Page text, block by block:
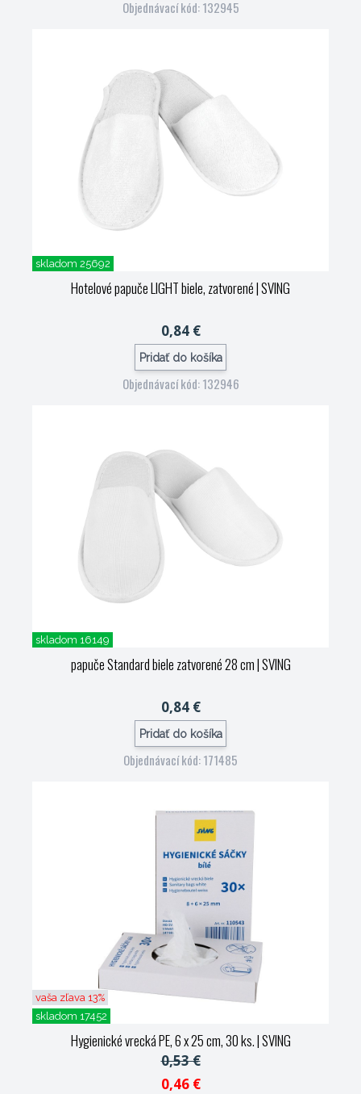
Objednávací kód: 132945
skladom 25692
Hotelové papuče LIGHT biele, zatvorené| SVING
0,84 €
Pridať do košíka
Objednávací kód: 132946
skladom 16149
papuče Standard biele zatvorené 28 cm| SVING
0,84 €
Pridať do košíka
Objednávací kód: 171485
vaša zľava 13%
skladom 17452
Hygienické vrecká PE, 6 x 25 cm, 30 ks.| SVING
0,53 €
0,46 €